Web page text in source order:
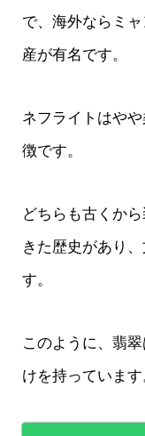
で、海外ならミ
産が有名です。
ネフライトはや
徴です。
どちらも古くか
きた歴史があり
す。
このように、翡
けを持っています